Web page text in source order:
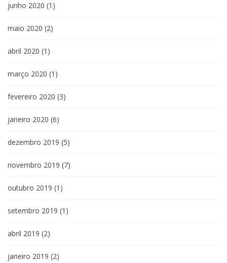
junho 2020 (1)
maio 2020 (2)
abril 2020 (1)
março 2020 (1)
fevereiro 2020 (3)
janeiro 2020 (6)
dezembro 2019 (5)
novembro 2019 (7)
outubro 2019 (1)
setembro 2019 (1)
abril 2019 (2)
janeiro 2019 (2)